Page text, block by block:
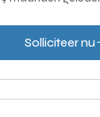
Solliciteer nu